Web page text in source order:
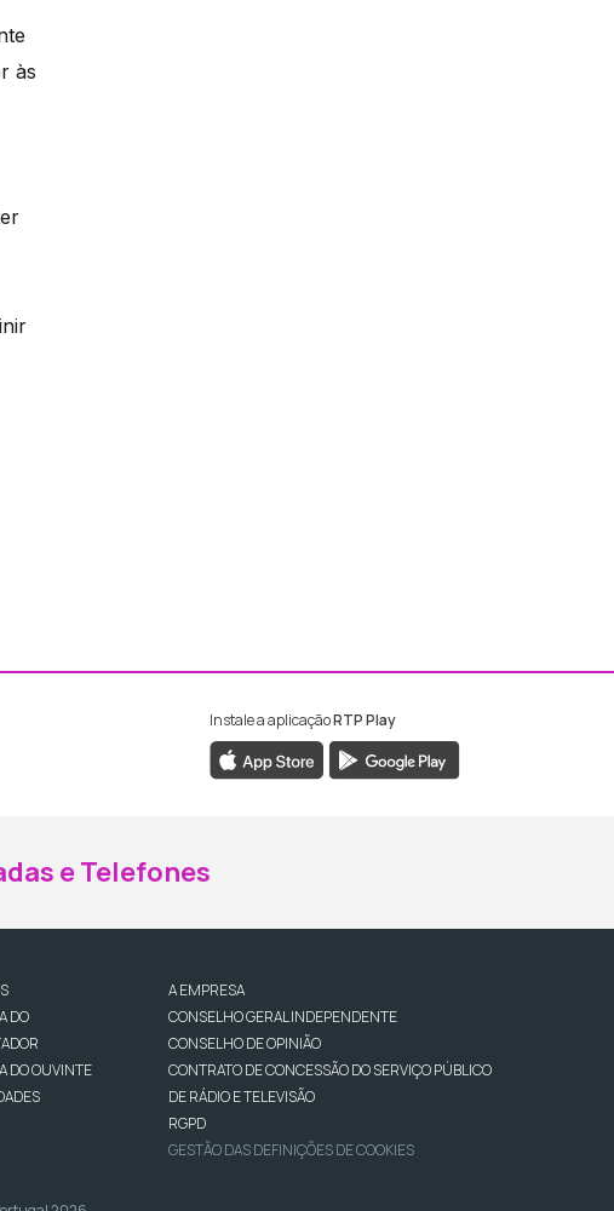
às
Facebook da RTP Madeira
Instagram da RTP Madeira
Instale a aplicaçãoRTP Play
e Telefones
DO
DO OUVINTE
A EMPRESA
CONSELHO GERAL INDEPENDENTE
CONSELHO DE OPINIÃO
CONTRATO DE CONCESSÃO DO SERVIÇO PÚBLICO
DE RÁDIO E TELEVISÃO
RGPD
GESTÃO DAS DEFINIÇÕES DE COOKIES